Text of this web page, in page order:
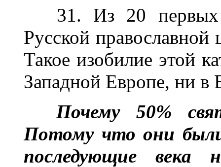
31. Из 20 первых
Русской
Такое изобилие этой
Западной Европе, ни в
Почему 50%
Потому что они
последующие